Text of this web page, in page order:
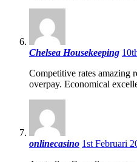
Chelsea Housekeeping
Competitive rates amazing
overpay. Economical
onlinecasino 1st Februari